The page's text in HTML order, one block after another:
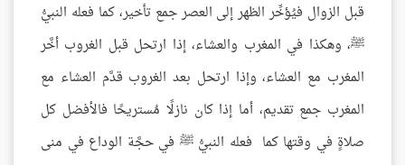
قبل الزوال فيُؤخِّر الظهر إلى العصر جمع تأخير، كما فعله النبيُّ
ﷺ، وهكذا في المغرب والعشاء، إذا ارتحل قبل الغروب أخَّر
المغرب مع العشاء، وإذا ارتحل بعد الغروب قدَّم العشاء مع
المغرب جمع تقديم، أما إذا كان نازلًا مُستريحًا فالأفضل كل
صلاةٍ في وقتها كما فعله النبيُّ ﷺ في حجَّة الوداع في منى